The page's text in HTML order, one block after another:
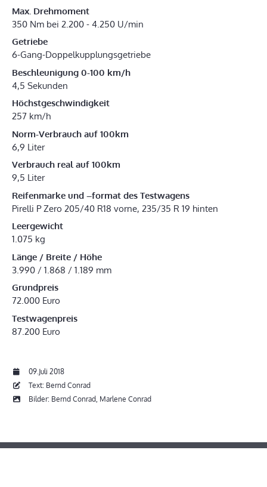
Max. Drehmoment
350 Nm bei 2.200 - 4.250 U/min
Getriebe
6-Gang-Doppelkupplungsgetriebe
Beschleunigung 0-100 km/h
4,5 Sekunden
Höchstgeschwindigkeit
257 km/h
Norm-Verbrauch auf 100km
6,9 Liter
Verbrauch real auf 100km
9,5 Liter
Reifenmarke und –format des Testwagens
Pirelli P Zero 205/40 R18 vorne, 235/35 R 19 hinten
Leergewicht
1.075 kg
Länge / Breite / Höhe
3.990 / 1.868 / 1.189 mm
Grundpreis
72.000 Euro
Testwagenpreis
87.200 Euro
09.Juli 2018
Text: Bernd Conrad
Bilder: Bernd Conrad, Marlene Conrad